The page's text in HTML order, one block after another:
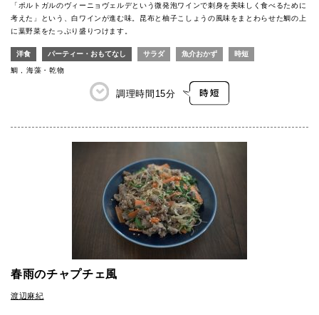
「ポルトガルのヴィーニョヴェルデという微発泡ワインで刺身を美味しく食べるために
考えた」という、白ワインが進む味。昆布と柚子こしょうの風味をまとわらせた鯛の上
に葉野菜をたっぷり盛りつけます。
洋食 パーティー・おもてなし サラダ 魚介おかず 時短
鯛 海藻・乾物
調理時間 15分
春雨のチャプチェ風
渡辺麻紀